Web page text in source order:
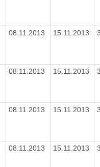
08.11.2013 15.11.2013
08.11.2013 15.11.2013
08.11.2013 15.11.2013
08.11.2013 15.11.2013